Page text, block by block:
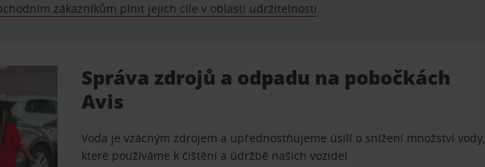
zákazníkům plnit jejich cíle v oblasti udržitelnosti.
Správa zdrojů a odpadu na pobočkách
Avis
Voda je vzácným zdrojem a upřednostňujeme úsilí o snížení množství vody,
které používáme k čištění a údržbě našich vozidel.